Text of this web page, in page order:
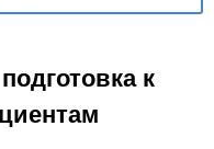
к